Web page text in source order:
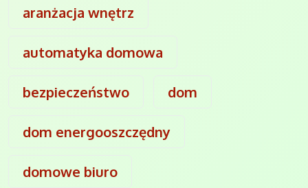
aranżacja wnętrz
automatyka domowa
bezpieczeństwo dom
dom energooszczędny
domowe biuro